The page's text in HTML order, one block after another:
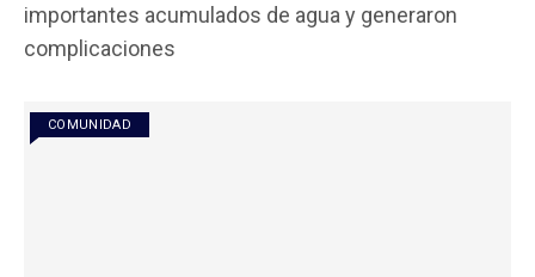
o
k
A
importantes acumulados de agua y generaron
complicaciones
COMUNIDAD